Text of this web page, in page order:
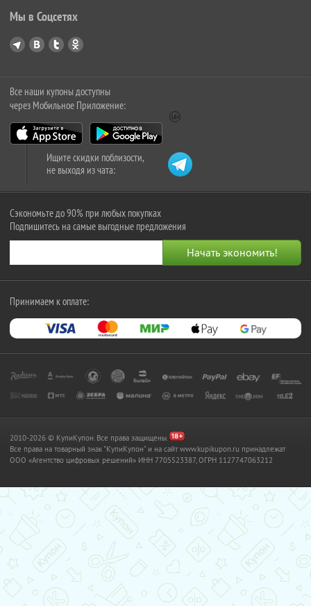
Мы в Соцсетях
Все наши купоны доступны
через Мобильное Приложение:
Ищите скидки поблизости,
не выходя из чата:
Сэкономьте до 90% при любых покупках
Подпишитесь на самые выгодные предложения
Принимаем к оплате:
2010-2026 © КупиКупон. Все права защищены.
Все права на товарный знак "КупиКупон" и на сайт www.kupikupon.ru принадлежат
OOO «Агентство цифровых решений» ИНН 7705523387, ОГРН 1127747063212